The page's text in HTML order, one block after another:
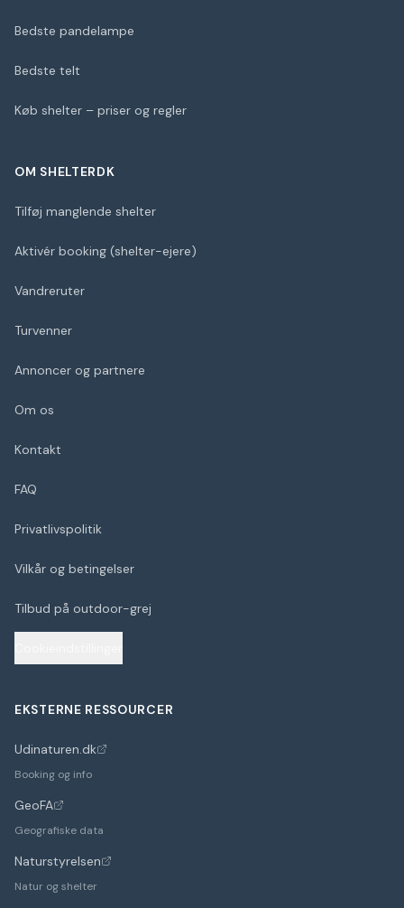
Bedste pandelampe
Bedste telt
Køb shelter – priser og regler
OM SHELTERDK
Tilføj manglende shelter
Aktivér booking (shelter-ejere)
Vandreruter
Turvenner
Annoncer og partnere
Om os
Kontakt
FAQ
Privatlivspolitik
Vilkår og betingelser
Tilbud på outdoor-grej
EKSTERNE RESSOURCER
Udinaturen.dk
(åbner i nyt faneblad)
Booking og info
GeoFA
(åbner i nyt faneblad)
Geografiske data
Naturstyrelsen
(åbner i nyt faneblad)
Natur og shelter